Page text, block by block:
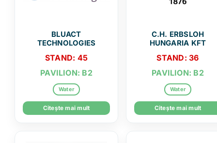
BLUACT
TECHNOLOGIES
STAND: 45
PAVILION: B2
Water
Citește mai mult
C.H. ERBSLOH
HUNGARIA KFT
STAND: 36
PAVILION: B2
Water
Citește mai mult